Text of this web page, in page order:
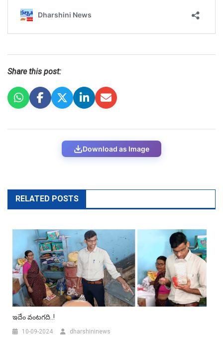
Share this post:
Download as Image
RELATED POSTS
ఇదేం వంటగది..!
10-09-2024 dharshininews